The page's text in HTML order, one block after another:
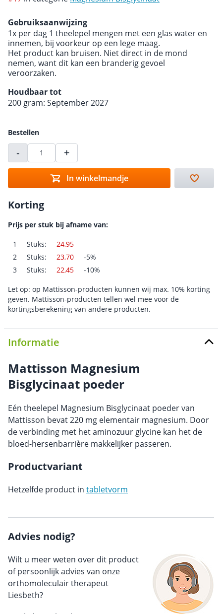
Gebruiksaanwijzing
1x per dag 1 theelepel mengen met een glas water en
innemen, bij voorkeur op een lege maag.
Het product kan bruisen. Niet direct in de mond
nemen, want dit kan een branderig gevoel
veroorzaken.
Houdbaar tot
200 gram: September 2027
Bestellen
- +
In winkelmandje
Korting
Prijs per stuk bij afname van:
1 Stuks:
24,95
2
Stuks: 23,70
-5%
3
Stuks: 22,45 -10%
Let op: op Mattisson-producten kunnen wij max. 10% korting
geven. Mattisson-producten tellen wel mee voor de
kortingsberekening van andere producten.
Informatie
Mattisson Magnesium
Bisglycinaat poeder
Eén theelepel Magnesium Bisglycinaat poeder van
Mattisson bevat 220 mg elementair magnesium. Door
de verbinding met het aminozuur glycine kan het de
bloed-hersenbarrière makkelijker passeren.
Productvariant
Hetzelfde product in tabletvorm
Advies nodig?
Wilt u meer weten over dit product
of persoonlijk advies van onze
orthomoleculair therapeut
Liesbeth?